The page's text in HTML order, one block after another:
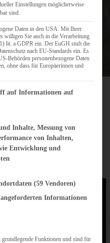
– Zimtrollen-
einen Zimtkeks für
easy peasy und
Einstellungen möglicherweise
sind.
Daten in den USA. Mit Ihrer
willigen Sie auch in die Verarbeitung
lit. a GDPR ein. Der EuGH stuft die
nach EU-Standards ein. Es
Behörden personenbezogene Daten
ohne dass für Europäerinnen und
des IAB Transparency and Consent
auf Informationen auf
Inhalte, Messung von
von Inhalten,
Entwicklung und
(59 Vendoren)
Informationen
die eine Einwilligung erteilt werden
grundlegende Funktionen und sind für